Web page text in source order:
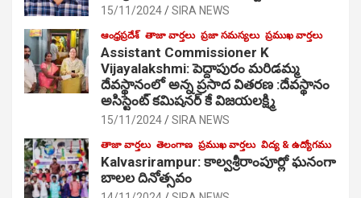
15/11/2024 SIRA NEWS
ఆంధ్రప్రదేశ్ తాజా వార్తలు ప్రజా సమస్యలు ప్రముఖ వార్తలు
Assistant Commissioner K
Vijayalakshmi: పెద్దాపురం మరిడమ్మ
దేవస్థానంలో అన్న ప్రసాద వితరణ :దేవస్థానం
అసిస్టెంట్ కమిషనర్ కే విజయలక్ష్మి
15/11/2024 SIRA NEWS
తాజా వార్తలు తెలంగాణ ప్రముఖ వార్తలు విద్య & ఉద్యోగము
Kalvasrirampur: కాల్వశ్రీరాంపూర్లో ఘనంగా
బాలల దినోత్సవం